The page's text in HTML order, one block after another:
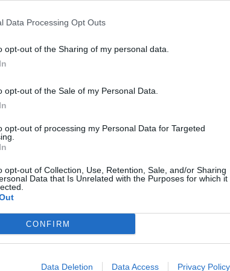
Data Processing Opt Outs
opt-out of the Sharing of my personal data.
opt-out of the Sale of my Personal Data.
opt-out of processing my Personal Data for Targeted
opt-out of Collection, Use, Retention, Sale, and/or Sharing
Data that Is Unrelated with the Purposes for which it
CONFIRM
Data Deletion Data Access Privacy Policy
fs=”1″ hd=”1″]
Final